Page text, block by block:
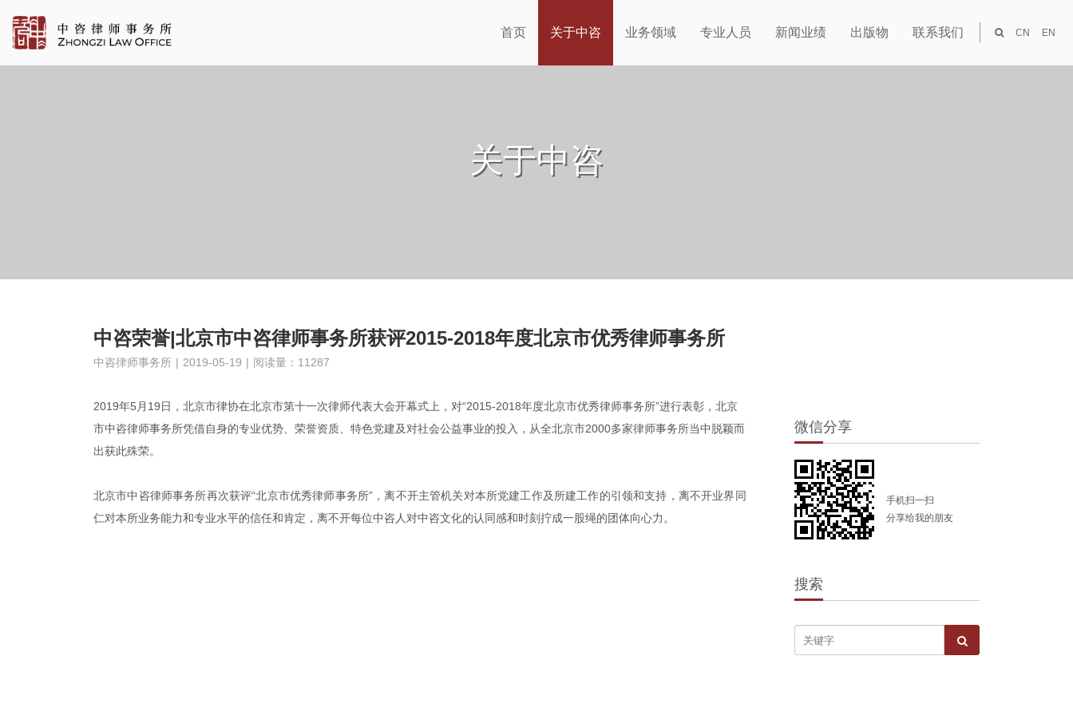
首页 关于中咨 业务领域 专业人员 新闻业绩 出版物 联系我们 CN EN
关于中咨
中咨荣誉|北京市中咨律师事务所获评2015-2018年度北京市优秀律师事务所
中咨律师事务所 | 2019-05-19 | 阅读量：11287
2019年5月19日，北京市律协在北京市第十一次律师代表大会开幕式上，对“2015-2018年度北京市优秀律师事务所”进行表彰，北京
市中咨律师事务所凭借自身的专业优势、荣誉资质、特色党建及对社会公益事业的投入，从全北京市2000多家律师事务所当中脱颖而
出获此殊荣。
北京市中咨律师事务所再次获评“北京市优秀律师事务所”，离不开主管机关对本所党建工作及所建工作的引领和支持，离不开业界同
仁对本所业务能力和专业水平的信任和肯定， 离不开每位中咨人对中咨文化的认同感和时刻拧成一股绳的团体向心力。
微信分享
手机扫一扫
分享给我的朋友
搜索